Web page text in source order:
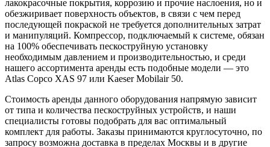
лакокрасочные покрытия, коррозию и прочие наслоения, но и
обезжиривает поверхность объектов, в связи с чем перед
последующей покраской не требуется дополнительных затрат
и манипуляций. Компрессор, подключаемый к системе, обязан
на 100% обеспечивать пескоструйную установку
необходимым давлением и производительностью, и среди
нашего ассортимента аренды есть подобные модели — это
Atlas Copco XAS 97 или Kaeser Mobilair 50.
Стоимость аренды данного оборудования напрямую зависит
от типа и количества пескоструйных устройств, и наши
специалисты готовы подобрать для вас оптимальный
комплект для работы. Заказы принимаются круглосуточно, по
запросу возможна доставка в пределах Москвы и в другие